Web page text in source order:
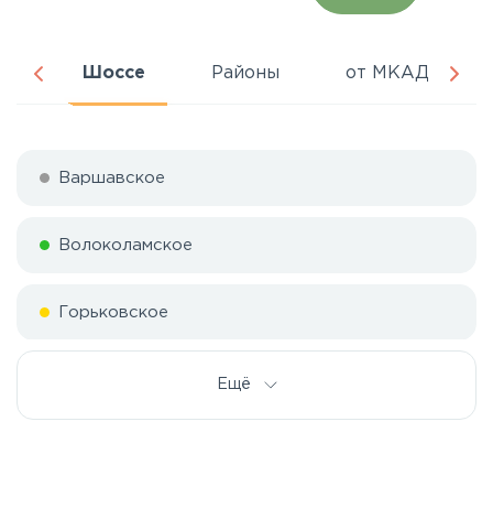
Шоссе Районы от МКАД
Варшавское
Волоколамское
Горьковское
Ещё